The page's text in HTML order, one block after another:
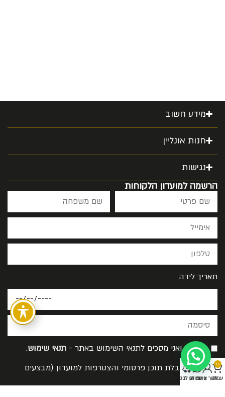
מידע חשוב
חנות אונליין
נגישות
הרשמה למועדון הלקוחות
תאריך לידה
קראתי ואני מסכים לתנאי השימוש באתר - תנאי שימוש.
אישור קבלת תוכן פרסומי והצטרפות למועדון (מבצעים
והנחות)
0
עגלהאזור אישיכתבו לנובואו לבקר